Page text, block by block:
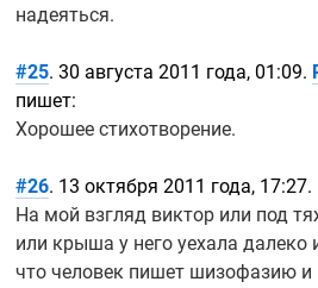
надеяться.
#25. 30 августа 2011 года, 01:09.
пишет:
Хорошее стихотворение.
#26. 13 октября 2011 года, 17:27.
На мой взгляд виктор или под
или крыша у него уехала далеко
что человек пишет шизофазию